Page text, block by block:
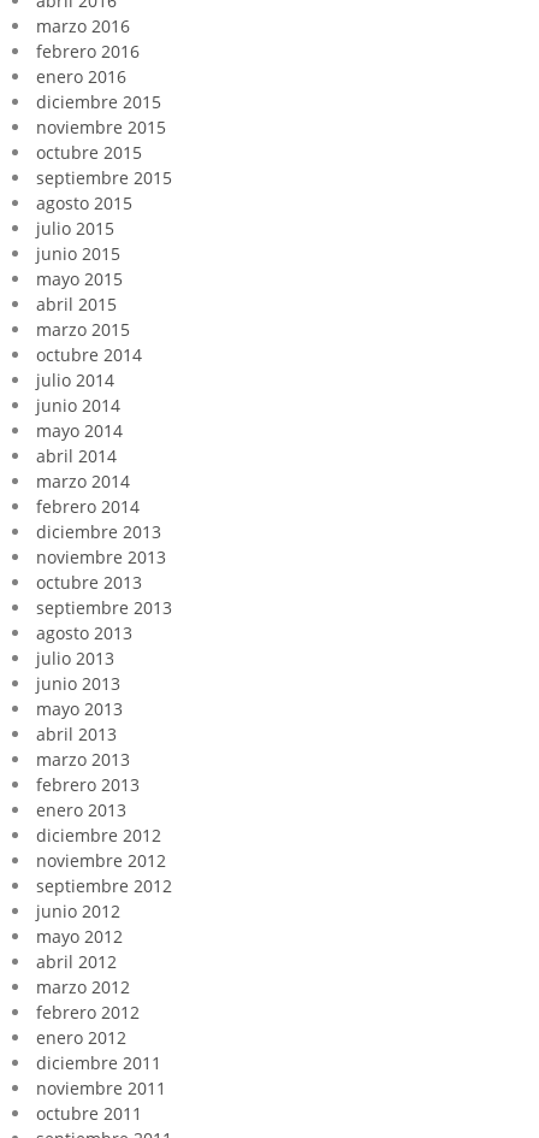
marzo 2016
febrero 2016
enero 2016
diciembre 2015
noviembre 2015
octubre 2015
septiembre 2015
agosto 2015
julio 2015
junio 2015
mayo 2015
abril 2015
marzo 2015
octubre 2014
julio 2014
junio 2014
mayo 2014
abril 2014
marzo 2014
febrero 2014
diciembre 2013
noviembre 2013
octubre 2013
septiembre 2013
agosto 2013
julio 2013
junio 2013
mayo 2013
abril 2013
marzo 2013
febrero 2013
enero 2013
diciembre 2012
noviembre 2012
septiembre 2012
junio 2012
mayo 2012
abril 2012
marzo 2012
febrero 2012
enero 2012
diciembre 2011
noviembre 2011
octubre 2011